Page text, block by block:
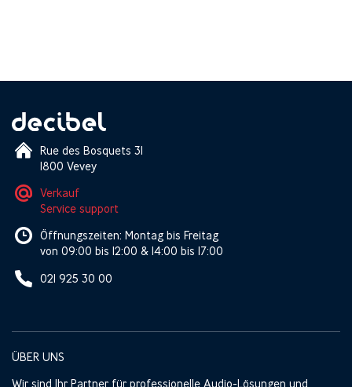
Rue des Bosquets 31
1800 Vevey
Verkauf
Service support
Öffnungszeiten: Montag bis Freitag
von 09:00 bis 12:00 & 14:00 bis 17:00
021 925 30 00
ÜBER UNS
Wir sind Ihr Partner für professionelle Audio-Lösungen und